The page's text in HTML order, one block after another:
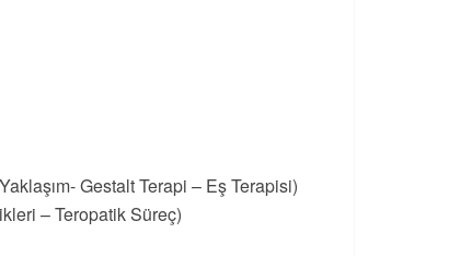
Gestalt Terapi – Eş Terapisi)
– Teropatik Süreç)